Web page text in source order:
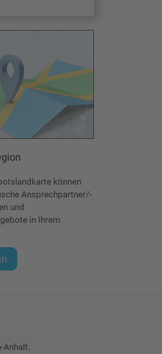
können
Ansprechpartner/-
und
in Ihrem
Anhalt.